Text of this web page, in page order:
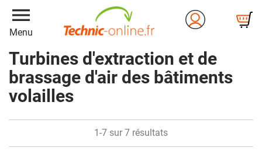
menu
Menu
Turbines d'extraction et de
brassage d'air des bâtiments
volailles
1-7 sur 7 résultats